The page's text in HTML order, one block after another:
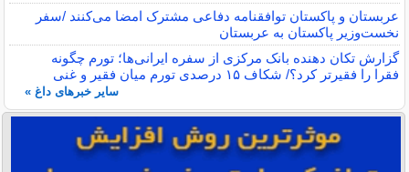
عربستان و پاکستان توافقنامه دفاعی مشترک امضا می‌کنند /سفر
نخست‌وزیر پاکستان به عربستان
گزارش تکان‌ دهنده بانک مرکزی از سفره ایرانی‌ها؛ تورم چگونه
فقرا را فقیرتر کرد؟/ شکاف ۱۵ درصدی تورم میان فقیر و غنی
سایر خبرهای داغ »